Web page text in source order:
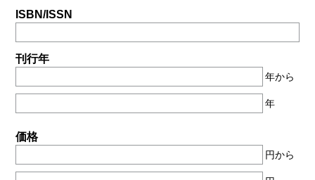
ISBN/ISSN
刊行年
年から
年
価格
円から